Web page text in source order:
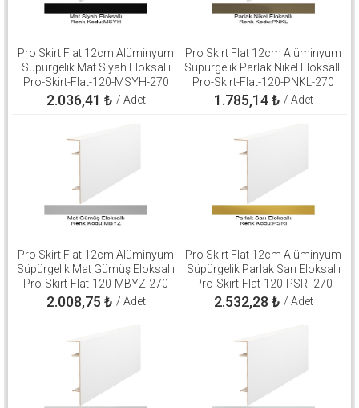
Pro Skirt Flat 12cm Alüminyum
Süpürgelik Mat Siyah Eloksallı
Pro-Skirt-Flat-120-MSYH-270
2.036,41 ₺ / Adet
Pro Skirt Flat 12cm Alüminyum
Süpürgelik Parlak Nikel Eloksallı
Pro-Skirt-Flat-120-PNKL-270
1.785,14₺ / Adet
Pro Skirt Flat 12cm Alüminyum
Süpürgelik Mat Gümüş Eloksallı
Pro-Skirt-Flat-120-MBYZ-270
2.008,75 ₺ / Adet
Pro Skirt Flat 12cm Alüminyum
Süpürgelik Parlak Sarı Eloksallı
Pro-Skirt-Flat-120-PSRI-270
2.532,28 ₺ / Adet